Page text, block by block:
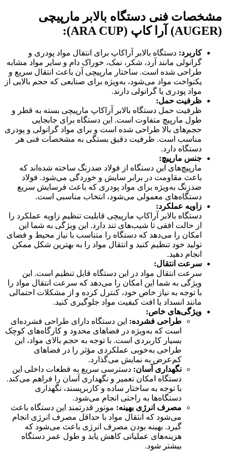
مشخصات فنی دستگاه بالابر مارپیچی
(AUGER)
آرا کاپ (ARA CUP):
کاربرد: دستگاه بالابر آراکاپ برای انتقال مواد پودری و
گرانولی مانند آرد، شکر، نمک، خوراک دام و سایر مواد مشابه
طراحی شده است. ساختار مارپیچی آن باعث انتقال سریع و
یکنواخت مواد می‌شود، به‌ویژه برای صنایعی که حجم بالایی از
مواد پودری یا گرانولی دارند.
ظرفیت حمل:
ظرفیت حمل دستگاه بالابر آراکاپ مارپیچی بسته به قطر و
طول مارپیچ متفاوت است. این دستگاه برای جابجایی
حجم‌های بالا طراحی شده است و برای مواد گرانولی و پودری
مناسب است. ظرفیت دقیق بستگی به مشخصات فنی هر
دستگاه دارد.
جنس مارپیچ:
مارپیچ‌های این دستگاه از فولاد ضدزنگ ساخته شده‌اند که
باعث مقاومت در برابر سایش و خوردگی می‌شود. فولاد
ضدزنگ به‌ویژه برای مواد پودری که باعث فرسایش سریع
دستگاه‌های معمولی می‌شود، انتخاب مناسبی است.
زاویه عملکرد:
دستگاه بالابر آراکاپ مارپیچی قابلیت تنظیم زاویه عملکرد را
از حالت افقی تا شیب‌های تند دارد. این ویژگی به شما این
امکان را می‌دهد که دستگاه را متناسب با نیاز محیط و فضای
تولید خود تنظیم کنید و انتقال مواد را به بهترین شکل ممکن
انجام دهید.
سرعت انتقال:
سرعت انتقال مواد در این دستگاه قابل تنظیم است. این
ویژگی به شما این امکان را می‌دهد که سرعت انتقال مواد را
با توجه به نیاز خاص خود، کنترل کرده و از مشکلات احتمالی
مانند انسداد یا افت کیفیت مواد جلوگیری کنید.
ویژگی‌های خاص:
طراحی فشرده: این دستگاه دارای طراحی فشرده‌ای
است که به‌ویژه در فضاهای محدود و کارگاه‌های کوچک
بسیار کاربردی است. با توجه به حجم بالای مواد، این
طراحی به‌خوبی عملکردی مؤثر را در فضاهای
کم‌عرض به نمایش می‌گذارد.
نگهداری آسان: دسترسی سریع به قطعات داخلی این
دستگاه امکان تعمیر و نگهداری آسان را فراهم می‌کند.
با توجه به ساختار ساده و کاربرپسند، نگهداری
دستگاه‌ها به راحتی انجام می‌شود.
مصرف انرژی بهینه: موتور قدرتمند این دستگاه باعث
می‌شود که انتقال مواد با حداقل مصرف انرژی انجام
گیرد. بهینه بودن مصرف انرژی باعث می‌شود که
هزینه‌های عملیاتی کاهش یابد و طول عمر دستگاه
بیشتر شود.